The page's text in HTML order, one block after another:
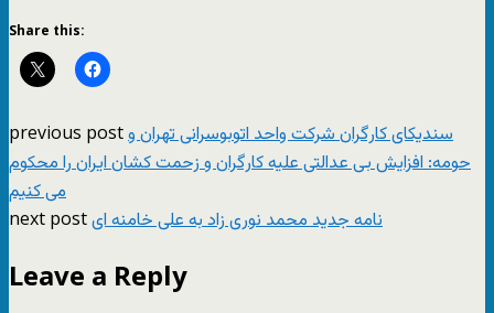
Share this:
previous postسندیکای کارگران شرکت واحد اتوبوسرانی تهران و
حومه: افزایش بی عدالتی علیه کارگران و زحمت کشان ایران را محکوم
می کنیم
next postنامه جدید محمد نوری زاد به علی خامنه ای
Leave a Reply